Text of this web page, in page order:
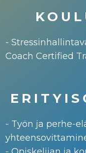
-
Coach Certified
- Työn ja perhe-